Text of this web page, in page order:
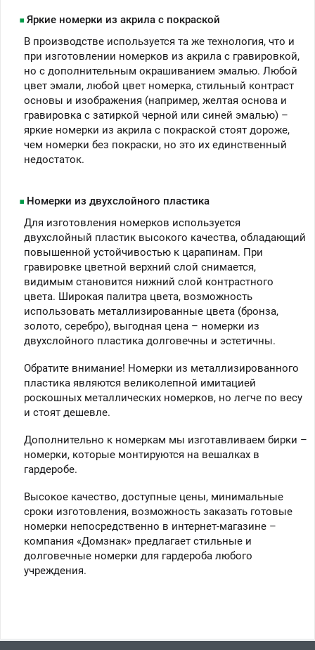
Яркие номерки из акрила с покраской
В производстве используется та же технология, что и
при изготовлении номерков из акрила с гравировкой,
но с дополнительным окрашиванием эмалью. Любой
цвет эмали, любой цвет номерка, стильный контраст
основы и изображения (например, желтая основа и
гравировка с затиркой черной или синей эмалью) –
яркие номерки из акрила с покраской стоят дороже,
чем номерки без покраски, но это их единственный
недостаток.
Номерки из двухслойного пластика
Для изготовления номерков используется
двухслойный пластик высокого качества, обладающий
повышенной устойчивостью к царапинам. При
гравировке цветной верхний слой снимается,
видимым становится нижний слой контрастного
цвета. Широкая палитра цвета, возможность
использовать металлизированные цвета (бронза,
золото, серебро), выгодная цена – номерки из
двухслойного пластика долговечны и эстетичны.
Обратите внимание! Номерки из металлизированного
пластика являются великолепной имитацией
роскошных металлических номерков, но легче по весу
и стоят дешевле.
Дополнительно к номеркам мы изготавливаем бирки –
номерки, которые монтируются на вешалках в
гардеробе.
Высокое качество, доступные цены, минимальные
сроки изготовления, возможность заказать готовые
номерки непосредственно в интернет-магазине –
компания «Домзнак» предлагает стильные и
долговечные номерки для гардероба любого
учреждения.